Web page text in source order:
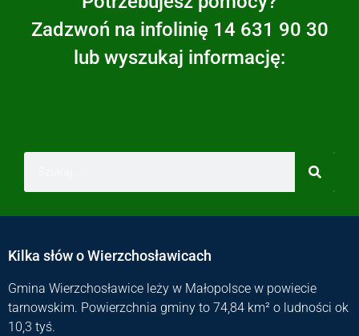
Zadzwoń na infolinię 14 631 90 30
lub wyszukaj informację:
Kilka słów o Wierzchosławicach
Gmina Wierzchosławice leży w Małopolsce w powiecie
tarnowskim. Powierzchnia gminy to 74,84 km² o ludności ok
10,3 tyś.